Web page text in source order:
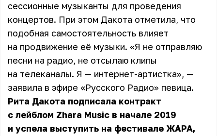
сессионные музыканты для проведения
концертов. При этом Дакота отметила, что
подобная самостоятельность влияет
на продвижение её музыки. «Я не отправляю
песни на радио, не отсылаю клипы
на телеканалы. Я — интернет-артистка», —
заявила в эфире «Русского Радио» певица.
Рита Дакота подписала контракт
с лейблом Zhara Music в начале 2019
и успела выступить на фестивале ЖАРА,